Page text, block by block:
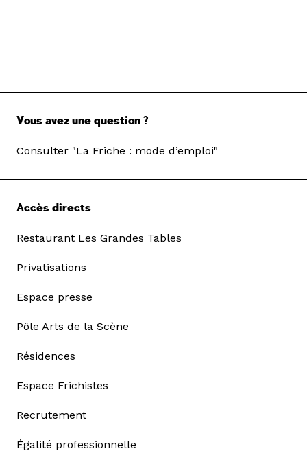
Vous avez une question ?
Consulter "La Friche : mode d’emploi"
Accès directs
Restaurant Les Grandes Tables
Privatisations
Espace presse
Pôle Arts de la Scène
Résidences
Espace Frichistes
Recrutement
Égalité professionnelle